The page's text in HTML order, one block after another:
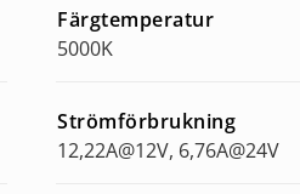
Färgtemperatur
5000K
Strömförbrukning
12,22A@12V, 6,76A@24V